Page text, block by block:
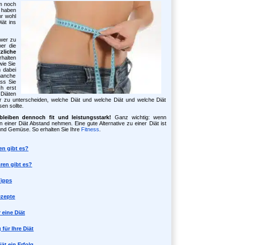
noch
wohl
ins
zu
die
Sie
dabei
Sie
erst
unterscheiden, welche Diät und welche Diät und welche Diät
sollte.
dennoch fit und leistungsstark!
Ganz wichtig: wenn
einer Diät Abstand nehmen. Eine gute Alternative zu einer Diät ist
Gemüse. So erhalten Sie Ihre Fitness
gibt es?
gibt es?
eine Diät
für Ihre Diät